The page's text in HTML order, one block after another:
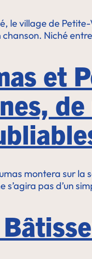
le village de
chanson. Niché
et
montera sur la
s’agira pas d’un